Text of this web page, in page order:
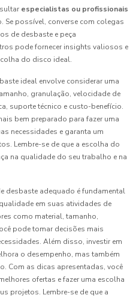
especialistas ou profissionais
Se possível, converse com colegas
de desbaste e peça
pode fornecer insights valiosos e
do disco ideal.
ideal envolve considerar uma
granulação, velocidade de
suporte técnico e custo-benefício.
bem preparado para fazer uma
necessidades e garanta um
Lembre-se de que a escolha do
na qualidade do seu trabalho e na
desbaste adequado é fundamental
em suas atividades de
como material, tamanho,
pode tomar decisões mais
Além disso, investir em
o desempenho, mas também
Com as dicas apresentadas, você
ofertas e fazer uma escolha
projetos. Lembre-se de que a